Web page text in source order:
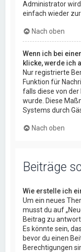
Administrator
einfach wieder
Nach oben
Wenn ich bei
klicke, werde ich
Nur registrierte
Funktion für
falls diese von
wurde. Diese
Systems durch
Nach oben
Beiträge
Wie erstelle ich
Um ein neues
musst du auf
Beitrag zu
Es könnte sein,
bevor du einen
Berechtigungen